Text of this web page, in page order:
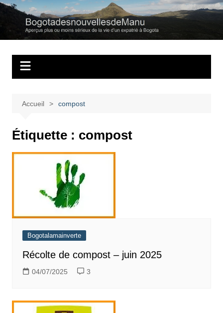
Aller
contenu
Regards personnels sur la vie d’expatrié à Bogota
Accueil compost
Étiquette : compost
Bogotalamainverte
Récolte de compost – juin 2025
04/07/2025 3